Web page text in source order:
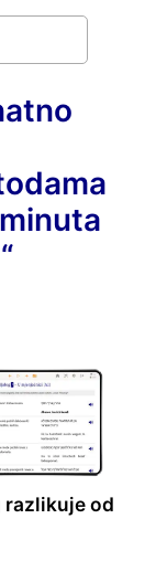
razlikuje od